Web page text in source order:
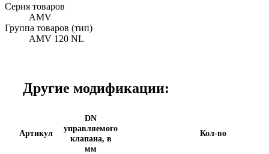
Серия товаров
AMV
Группа товаров (тип)
AMV 120 NL
Другие модификации:
Артикул
DN
управляемого
клапана, в
мм
Кол-во